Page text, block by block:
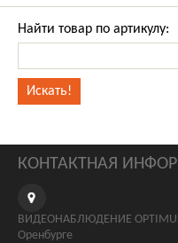
Найти товар по артикулу:
КОНТАКТНАЯ
ВИДЕОНАБЛЮДЕНИЕ
Оренбурге